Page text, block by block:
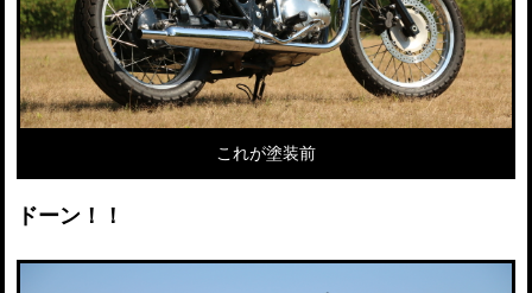
これが塗装前
ドーン！！